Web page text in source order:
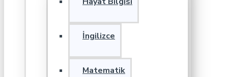
İngilizce
Matematik